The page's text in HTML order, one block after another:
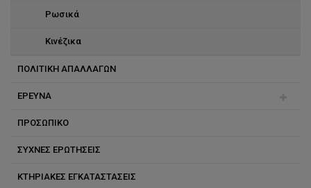
Ρωσικά
Κινέζικα
ΠΟΛΙΤΙΚΗ ΑΠΑΛΛΑΓΩΝ
ΕΡΕΥΝΑ
Ερευνητικά προγράμματα
Δημοσιεύσεις
ΠΡΟΣΩΠΙΚΟ
Τζακ Burston
Μonique Burston
ΣΥΧΝΕΣ ΕΡΩΤΗΣΕΙΣ
KΤΗΡΙΑΚΕΣ ΕΓΚΑΤΑΣΤΑΣΕΙΣ